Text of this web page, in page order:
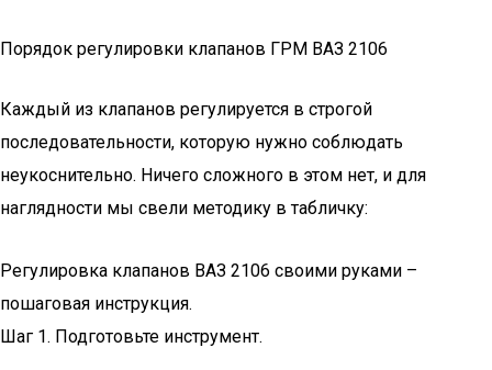
Порядок регулировки клапанов ГРМ ВАЗ 2106
Каждый из клапанов регулируется в строгой
последовательности, которую нужно соблюдать
неукоснительно. Ничего сложного в этом нет, и для
наглядности мы свели методику в табличку:
Регулировка клапанов ВАЗ 2106 своими руками –
пошаговая инструкция.
Шаг 1. Подготовьте инструмент.